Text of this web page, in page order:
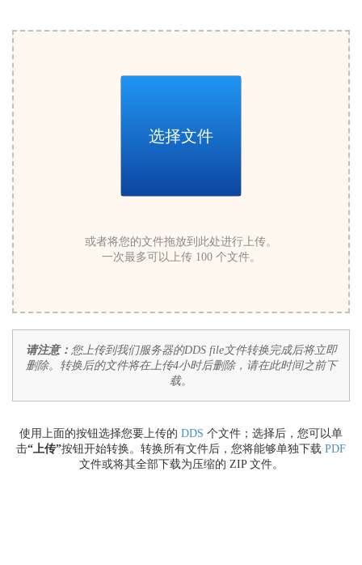
选择文件
或者将您的文件拖放到此处进行上传。
一次最多可以上传 100 个文件。
请注意： 您上传到我们服务器的DDS file文件转换完成后将立即
删除。转换后的文件将在上传4小时后删除，请在此时间之前下
载。
使用上面的按钮选择您要上传的 DDS 个文件；选择后，您可以单
击“上传”按钮开始转换。转换所有文件后，您将能够单独下载 PDF
文件或将其全部下载为压缩的 ZIP 文件。